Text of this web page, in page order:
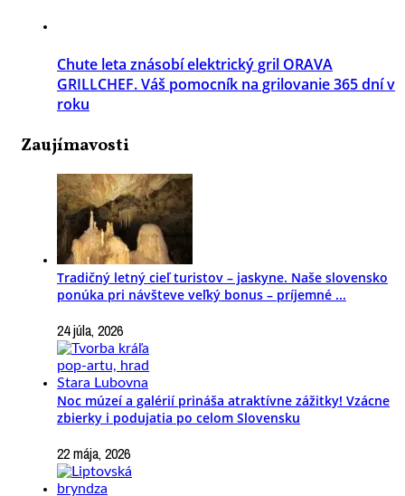
Chute leta znásobí elektrický gril ORAVA
GRILLCHEF. Váš pomocník na grilovanie 365 dní v
roku
Zaujímavosti
Tradičný letný cieľ turistov – jaskyne. Naše slovensko
ponúka pri návšteve veľký bonus – príjemné ...
24 júla, 2026
Noc múzeí a galérií prináša atraktívne zážitky! Vzácne
zbierky i podujatia po celom Slovensku
22 mája, 2026